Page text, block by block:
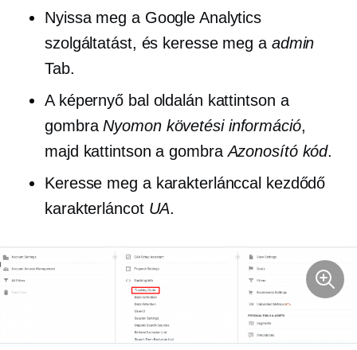
Nyissa meg a Google Analytics
szolgáltatást, és keresse meg a admin
Tab.
A képernyő bal oldalán kattintson a
gombraNyomon követési információ,
majd kattintson a gombraAzonosító kód.
Keresse meg a karakterlánccal kezdődő
karakterláncot UA.